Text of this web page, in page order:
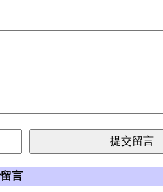
言